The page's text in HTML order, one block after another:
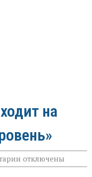
на
к
записи
отключены